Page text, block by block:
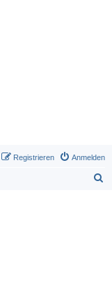
Anmelden
Registrieren